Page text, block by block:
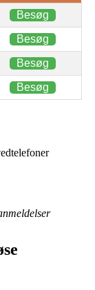
Besøg
Besøg
Besøg
Besøg